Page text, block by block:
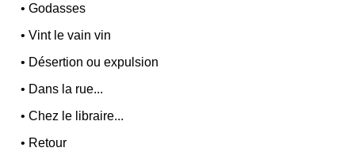
•Godasses
•Vint le vain vin
• Désertion ou expulsion
• Dans la rue...
•Chez le libraire...
• Retour